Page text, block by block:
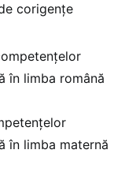
corigențe
în limba română
în limba maternă